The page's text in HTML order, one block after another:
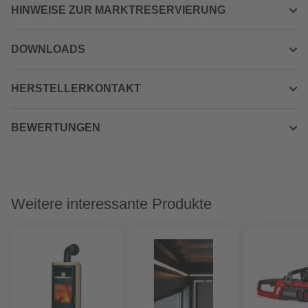
HINWEISE ZUR MARKTRESERVIERUNG
DOWNLOADS
HERSTELLERKONTAKT
BEWERTUNGEN
Weitere interessante Produkte